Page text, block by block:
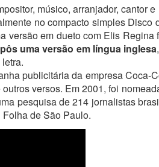
músico, arranjador, cantor e
no compacto simples Disco
versão em dueto com Elis
uma versão em língua inglesa
publicitária da empresa Coca-
versos. Em 2001, foi
pesquisa de 214 jornalistas
de São Paulo.